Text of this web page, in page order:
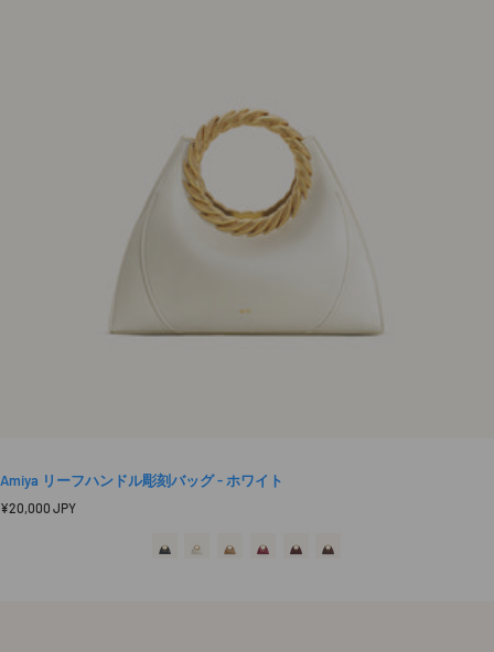
Amiya リーフハンドル彫刻バッグ - ホワイト
¥20,000 JPY